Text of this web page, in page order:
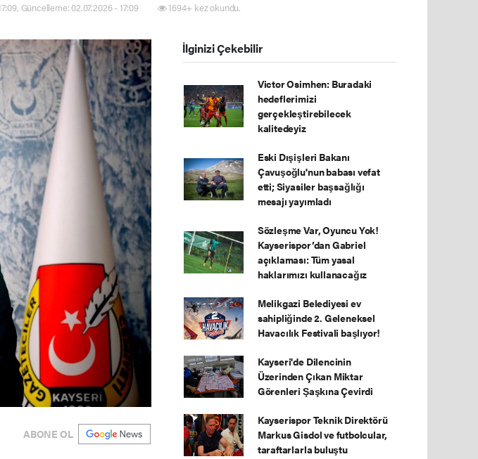
Güncelleme: 02.07.2026 - 17:09 1694+ kez okundu.
ABONE OL
İlginizi Çekebilir
Victor Osimhen: Buradaki
hedeflerimizi
gerçekleştirebilecek
kalitedeyiz
Eski Dışişleri Bakanı
Çavuşoğlu'nun babası vefat
etti; Siyasiler başsağlığı
mesajı yayımladı
Sözleşme Var, Oyuncu Yok!
Kayserispor’dan Gabriel
açıklaması: Tüm yasal
haklarımızı kullanacağız
Melikgazi Belediyesi ev
sahipliğinde 2. Geleneksel
Havacılık Festivali başlıyor!
Kayseri'de Dilencinin
Üzerinden Çıkan Miktar
Görenleri Şaşkına Çevirdi
Kayserispor Teknik Direktörü
Markus Gisdol ve futbolcular,
taraftarlarla buluştu